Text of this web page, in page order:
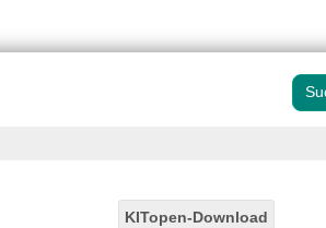
KITopen-Download